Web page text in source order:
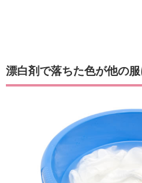
漂白剤で落ちた色が他の